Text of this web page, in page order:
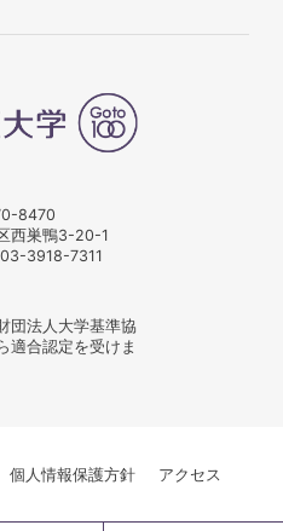
8470
西巣鴨3-20-1
03-3918-7311
団法人大学基準協
適合認定を受けま
個人情報保護方針
アクセス